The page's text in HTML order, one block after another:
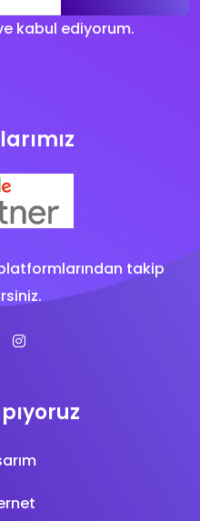
kabul ediyorum.
takip